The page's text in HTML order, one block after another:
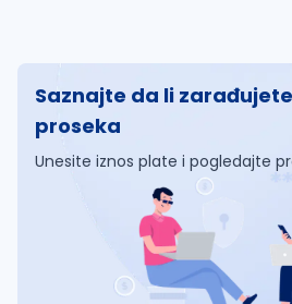
Saznajte da li
proseka
Unesite iznos plate i pogledajte